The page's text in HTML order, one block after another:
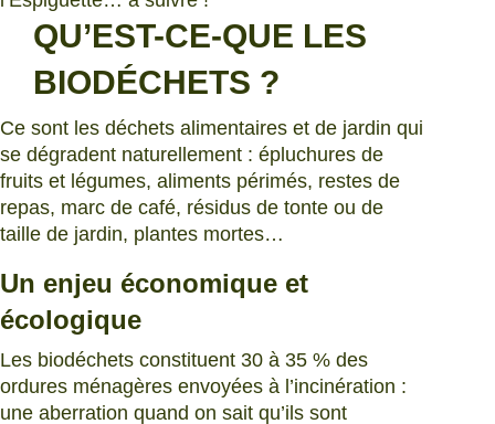
QU’EST-CE-QUE LES
BIODÉCHETS ?
Ce sont les déchets alimentaires et de jardin qui
se dégradent naturellement : épluchures de
fruits et légumes, aliments périmés, restes de
repas, marc de café, résidus de tonte ou de
taille de jardin, plantes mortes…
Un enjeu économique et
écologique
Les biodéchets constituent 30 à 35 % des
ordures ménagères envoyées à l’incinération :
une aberration quand on sait qu’ils sont